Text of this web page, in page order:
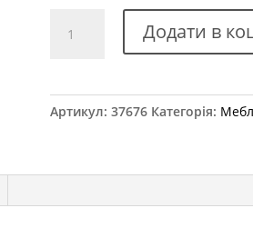
меблева
UN
Додати в
Артикул:37676 Категорія: